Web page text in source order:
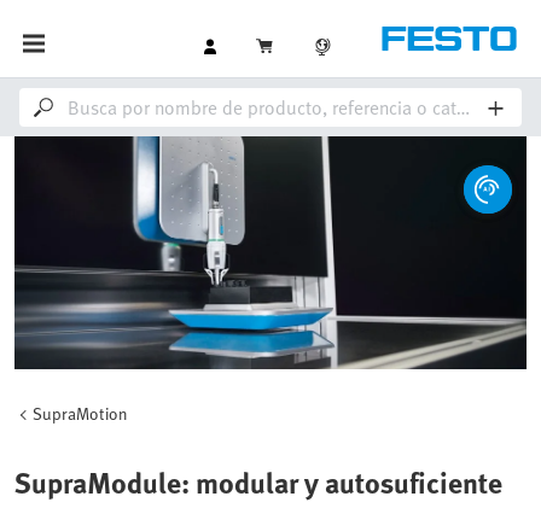
SupraMotion
SupraModule: modular y autosuficiente